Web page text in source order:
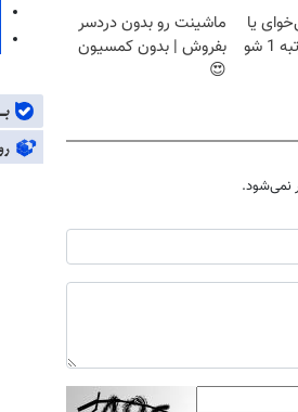
یا
شو
ماشینت رو بدون دردسر
بفروش | بدون کمسیون
😍
نمی‌شود.